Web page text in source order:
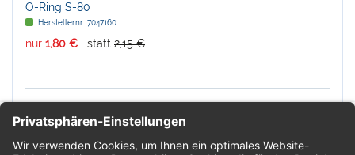
O-Ring S-80
Herstellernr: 7047160
nur 1,80 € statt 2,15 €
In den Warenkorb